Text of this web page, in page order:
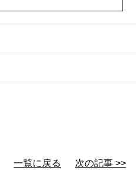
一覧に戻る 次の記事 >>